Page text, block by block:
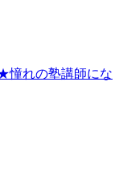
憧れの塾講師にな